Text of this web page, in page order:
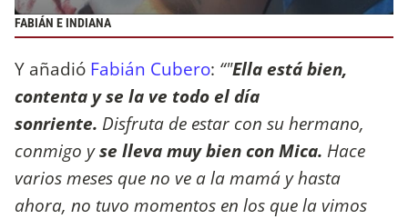
FABIÁN E INDIANA
Y añadió Fabián Cubero: “"Ella está bien,
contenta y se la ve todo el día
sonriente. Disfruta de estar con su hermano,
conmigo yse lleva muy bien con Mica. Hace
varios meses que no ve a la mamá y hasta
ahora, no tuvo momentos en los que la vimos